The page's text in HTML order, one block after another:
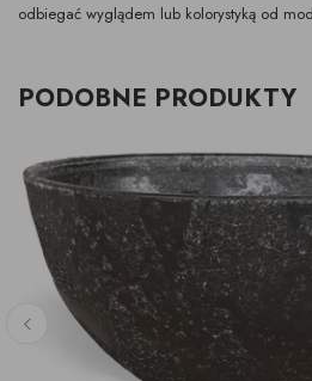
odbiegać wyglądem lub kolorystyką od
PODOBNE PRODUKTY